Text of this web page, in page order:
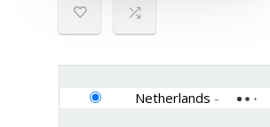
Netherlands -